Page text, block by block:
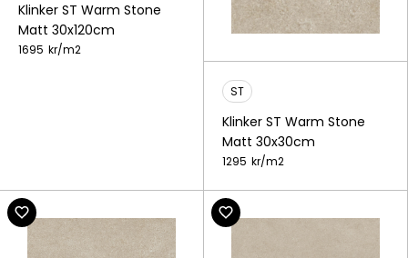
Klinker ST Warm Stone
Matt 30x120cm
1695 kr/m2
ST
Klinker ST Warm Stone
Matt 30x30cm
1295 kr/m2